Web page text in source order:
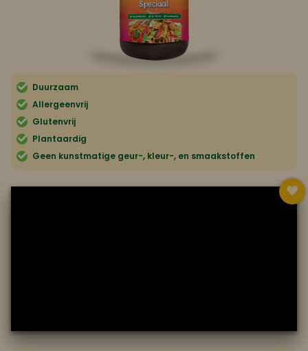
Koop ons bestseller kookboek
Duurzaam
Allergeenvrij
Glutenvrij
Plantaardig
Geen kunstmatige geur-, kleur-, en smaakstoffen